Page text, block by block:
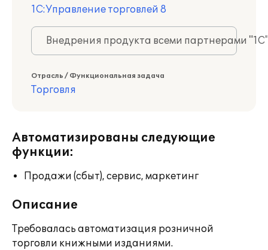
1С:Управление торговлей 8
Внедрения продукта всеми партнерами
Отрасль / Функциональная задача
Торговля
Автоматизированы следующие
функции:
Продажи (сбыт), сервис, маркетинг
Описание
Требовалась автоматизация розничной
торговли книжными изданиями.